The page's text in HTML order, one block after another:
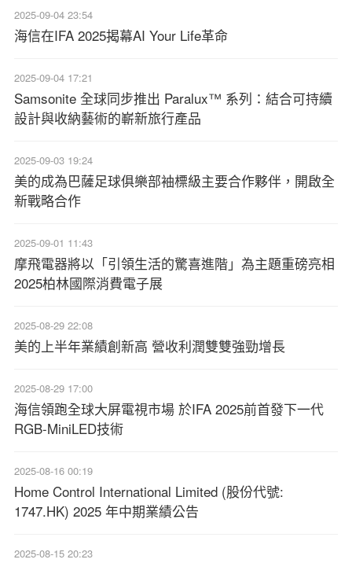
2025-09-04 23:54
海信在IFA 2025揭幕AI Your Life革命
2025-09-04 17:21
Samsonite 全球同步推出 Paralux™ 系列：結合可持續
設計與收納藝術的嶄新旅行產品
2025-09-03 19:24
美的成為巴薩足球俱樂部袖標級主要合作夥伴，開啟全
新戰略合作
2025-09-01 11:43
摩飛電器將以「引領生活的驚喜進階」為主題重磅亮相
2025柏林國際消費電子展
2025-08-29 22:08
美的上半年業績創新高 營收利潤雙雙強勁增長
2025-08-29 17:00
海信領跑全球大屏電視市場 於IFA 2025前首發下一代
RGB-MiniLED技術
2025-08-16 00:19
Home Control International Limited (股份代號:
1747.HK) 2025 年中期業績公告
2025-08-15 20:23